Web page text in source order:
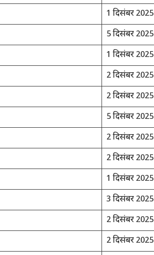
1 दिसंबर 2025
5 दिसंबर 2025
1 दिसंबर 2025
2 दिसंबर 2025
2 दिसंबर 2025
5 दिसंबर 2025
2 दिसंबर 2025
2 दिसंबर 2025
1 दिसंबर 2025
3 दिसंबर 2025
2 दिसंबर 2025
2 दिसंबर 2025